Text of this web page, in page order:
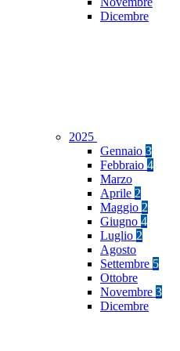
Dicembre
2025
Gennaio 3
Febbraio 4
Marzo
Aprile 2
Maggio 2
Giugno 4
Luglio 2
Agosto
Settembre 5
Ottobre
Novembre 3
Dicembre